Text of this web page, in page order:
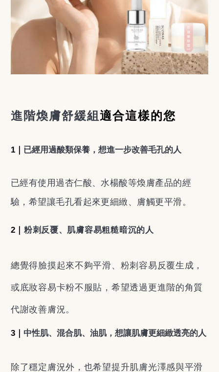
進階煥膚舒緩組 適合這樣的您
1｜ 已經用過酸類保養，想進一步改善毛孔的人
已經有使用過杏仁酸、水楊酸等煥膚產品的經
驗，希望讓毛孔看起來更細緻、膚觸更平滑。
2｜ 粉刺反覆、肌膚容易粗糙暗沉的人
總覺得臉摸起來不夠平滑、粉刺容易反覆生成，
或底妝容易卡粉不服貼，希望透過更進階的角質
代謝改善膚況。
3｜ 中性肌、混合肌、油肌，想讓肌膚更細緻透亮的人
除了穩定膚況外，也希望提升肌膚光澤感與平滑